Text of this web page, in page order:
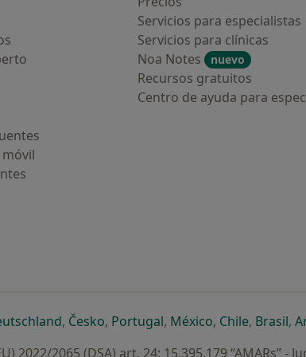
Servicios para especialistas
Servicios para clínicas
Noa Notes
nuevo
Recursos gratuitos
Centro de ayuda para
pestaña
una nueva pestaña
en una nueva pestaña
se abre en una nueva pestaña
, Českose abre en una nueva pestaña
, Portugalse abre en una nueva
, Méxicose abre en una
, Chilese abre
, Brasilse
,
2022/2065 (DSA) art. 24: 15.395.179 “AMARs” -